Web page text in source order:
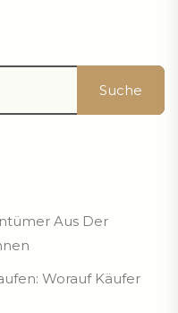
Suche
Aus Der
Worauf Käufer